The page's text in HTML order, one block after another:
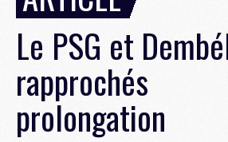
Le PSG et
prolongation